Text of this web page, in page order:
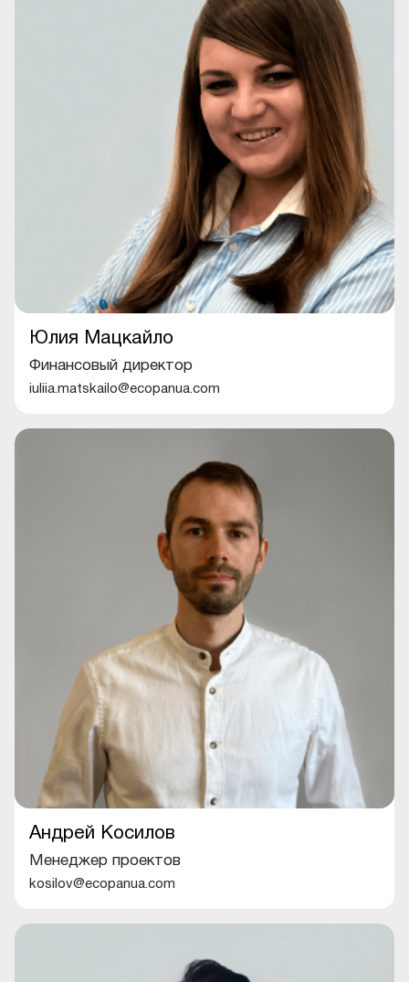
Юлия Мацкайло
Финансовый директор
iuliia.matskailo@ecopanua.com
Андрей Косилов
Менеджер проектов
kosilov@ecopanua.com